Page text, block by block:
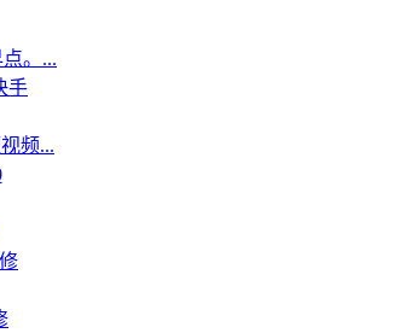
。...
频...